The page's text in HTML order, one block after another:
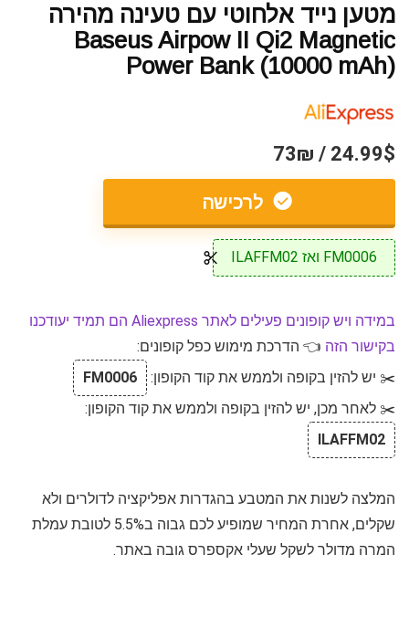
מטען נייד אלחוטי עם טעינה מהירה
Baseus Airpow II Qi2 Magnetic
Power Bank (10000 mAh)
24.99$ / 73₪
לרכישה
FM0006 ואז ILAFFM02
במידה ויש קופונים פעילים לאתר Aliexpress הם תמיד יעודכנו
בקישור הזה 👈 הדרכת מימוש כפל קופונים:
✂️ יש להזין בקופה ולממש את קוד הקופון:
FM0006
✂️ לאחר מכן, יש להזין בקופה ולממש את קוד הקופון:
ILAFFM02
המלצה לשנות את המטבע בהגדרות אפליקציה לדולרים ולא
שקלים, אחרת המחיר שמופיע לכם גבוה ב5.5% לטובת עמלת
המרה מדולר לשקל שעלי אקספרס גובה באתר.